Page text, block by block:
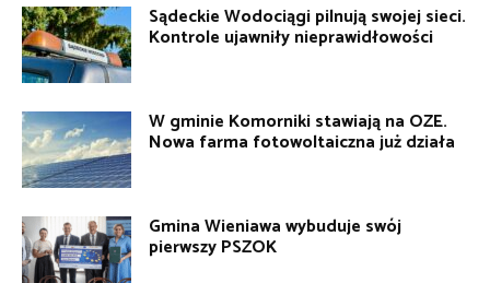
Sądeckie Wodociągi pilnują swojej sieci.
Kontrole ujawniły nieprawidłowości
W gminie Komorniki stawiają na OZE.
Nowa farma fotowoltaiczna już działa
Gmina Wieniawa wybuduje swój
pierwszy PSZOK